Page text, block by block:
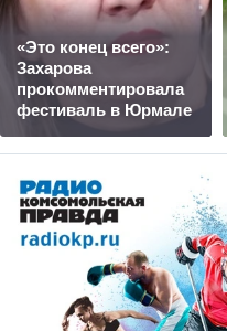
«Это конец всего»:
Захарова
прокомментировала
фестиваль в Юрмале